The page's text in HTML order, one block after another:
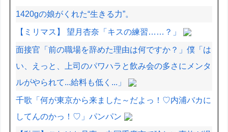
1420gの娘がくれた“生きる力”。
【ミリマス】 望月杏奈「キスの練習……？」
面接官「前の職場を辞めた理由は何ですか？」僕「は
い、えっと、上司のパワハラと飲み会の多さにメンタ
ルがやられて...給料も低く...」
千歌「何が東京から来ました～だよっ！♡内浦バカに
してんのかっ！♡」パンパン